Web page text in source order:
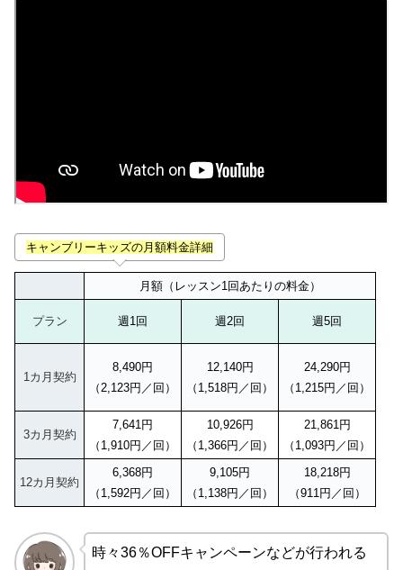
キャンブリーキッズの月額料金詳細
月額（レッスン1回あたりの料金）
プラン 週1回 週2回 週5回
1カ月契約
8,490円
（2,123円／回）
12,140円
（1,518円／回）
24,290円
（1,215円／回）
3カ月契約
7,641円
（1,910円／回）
10,926円
（1,366円／回）
21,861円
（1,093円／回）
12カ月契約
6,368円
（1,592円／回）
9,105円
（1,138円／回）
18,218円
（911円／回）
時々36％OFFキャンペーンなどが行われる